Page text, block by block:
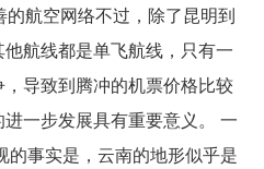
航空网络不过，除了昆明到
航线都是单飞航线，只有一
导致到腾冲的机票价格比较
一步发展具有重要意义。 一
的事实是，云南的地形似乎是